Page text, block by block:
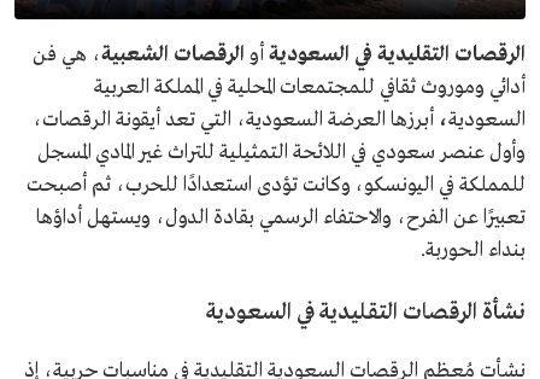
الرقصات التقليدية في السعودية أو الرقصات الشعبية، هي فن
أدائي وموروث ثقافي للمجتمعات المحلية في المملكة العربية
السعودية، أبرزها العرضة السعودية، التي تعد أيقونة الرقصات،
وأول عنصر سعودي في اللائحة التمثيلية للتراث غير المادي المسجل
للمملكة في اليونسكو، وكانت تؤدى استعدادًا للحرب، ثم أصبحت
تعبيرًا عن الفرح، والاحتفاء الرسمي بقادة الدول، ويستهل أداؤها
بنداء الحوربة.
نشأة الرقصات التقليدية في السعودية
نشأت مُعظم الرقصات السعودية التقليدية في مناسبات حربية، إذ